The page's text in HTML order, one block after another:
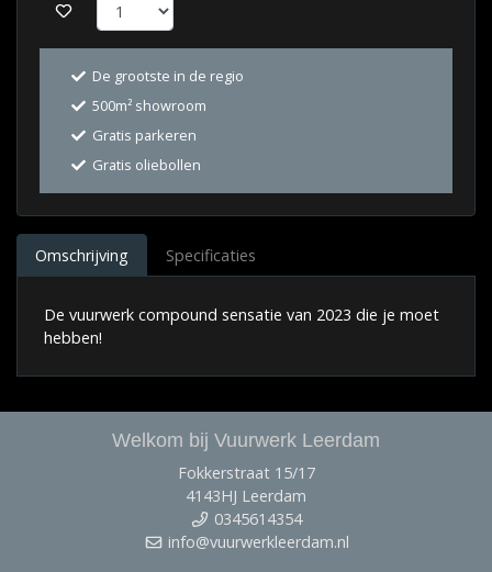
De grootste in de regio
500m² showroom
Gratis parkeren
Gratis oliebollen
Omschrijving Specificaties
De vuurwerk compound sensatie van 2023 die je moet
hebben!
Welkom bij Vuurwerk Leerdam
Fokkerstraat 15/17
4143HJ Leerdam
0345614354
info@vuurwerkleerdam.nl